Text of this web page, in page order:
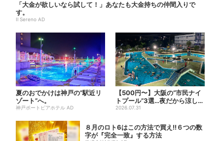
「大金が欲しいなら試して！」あなたも大金持ちの仲間入りで
す。
Il Sereno AD
夏のおでかけは神戸の”駅近リ
ゾート”へ。
神戸ポートピアホテル AD
【500円〜】大阪の“市民ナイ
トプール”3選…夜だから涼しい
＆コスパ最強
2026.07.31
８月のロト6はこの方法で買え!!６つの数
字が『完全一致』する方法